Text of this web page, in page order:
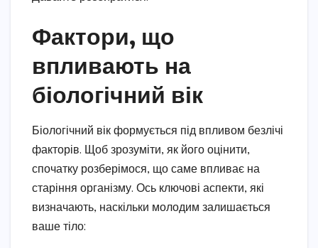
Фактори, що
впливають на
біологічний вік
Біологічний вік формується під впливом безлічі
факторів. Щоб зрозуміти, як його оцінити,
спочатку розберімося, що саме впливає на
старіння організму. Ось ключові аспекти, які
визначають, наскільки молодим залишається
ваше тіло: